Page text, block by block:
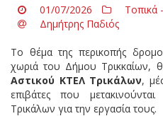
01/07/2026
Τοπικά
Δημήτρης Παδιός
Το θέμα της περικοπής
χωριά του Δήμου Τρικκαίων,
Αστικού ΚΤΕΛ Τρικάλων,
επιβάτες που
Τρικάλων για την εργασία τους.